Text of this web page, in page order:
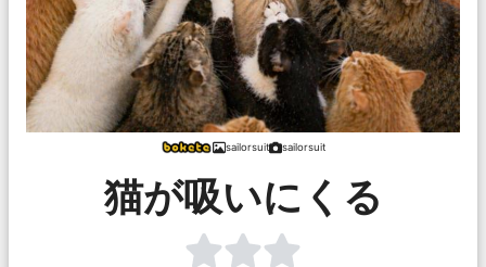
sailorsuit sailorsuit
猫が吸いにくる